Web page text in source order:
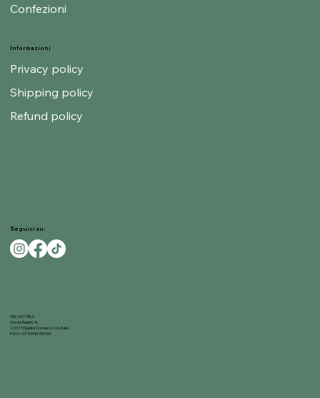
Informazioni
Privacy policy
Shipping policy
Refund policy
Confezioni
Seguici su:
GELNAT SRLS
Via dei Baietti, 16,
22077 Olgiate Comasco CO, Italia
P.IVA / CF 03980310134